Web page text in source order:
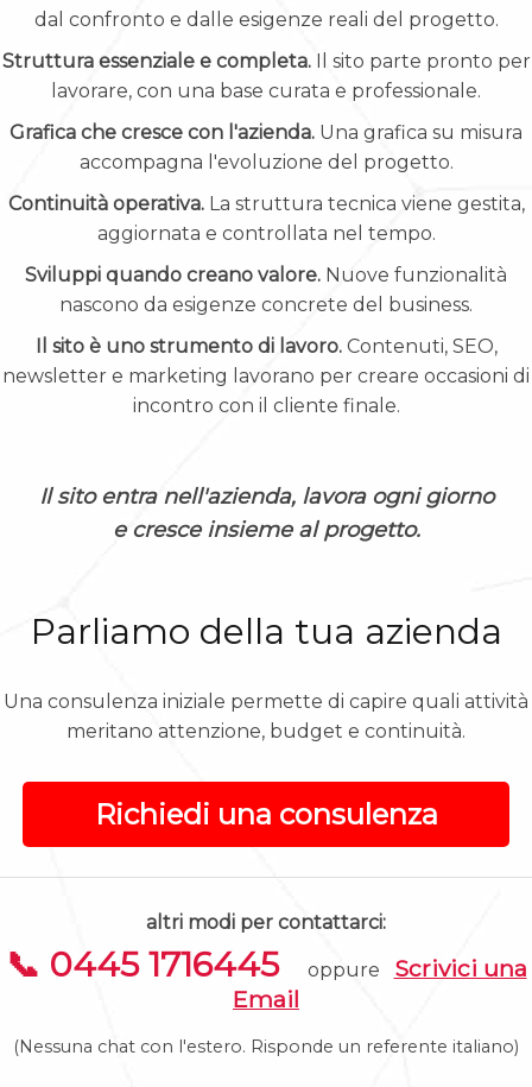
dal confronto e dalle esigenze reali del progetto.
Struttura essenziale e completa.Il sito parte pronto per
lavorare, con una base curata e professionale.
Grafica che cresce con l'azienda. Una grafica su misura
accompagna l'evoluzione del progetto.
Continuità operativa.La struttura tecnica viene gestita,
aggiornata e controllata nel tempo.
Sviluppi quando creano valore. Nuove funzionalità
nascono da esigenze concrete del business.
Il sito è uno strumento di lavoro.Contenuti, SEO,
newsletter e marketing lavorano per creare occasioni di
incontro con il cliente finale.
Il sito entra nell'azienda, lavora ogni giorno
e cresce insieme al progetto.
Parliamo della tua azienda
Una consulenza iniziale permette di capire quali attività
meritano attenzione, budget e continuità.
Richiedi una consulenza
altri modi per contattarci:
📞 0445 1716445 oppure Scrivici una
Email
(Nessuna chat con l'estero. Risponde un referente italiano)